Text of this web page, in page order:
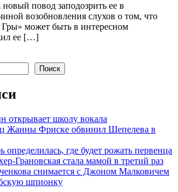
повод заподозрить ее в
возобновления слухов о том, что
может быть в интересном
ее […]
Поиск
открывает школу вокала
Жанны Фриске обвинил Шепелева в
где будет рожать первенца
Грановская стала мамой в третий раз
снимается с Джоном Малковичем
шпионку